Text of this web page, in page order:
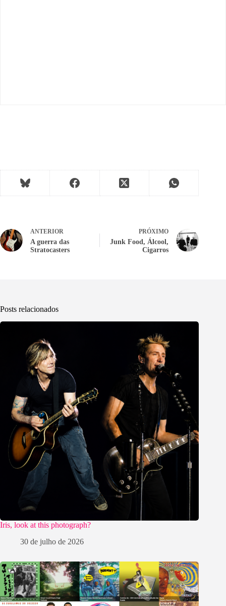
ANTERIOR
A guerra das
Stratocasters
PRÓXIMO
Junk Food, Álcool,
Cigarros
Posts relacionados
Iris, look at this photograph?
30 de julho de 2026